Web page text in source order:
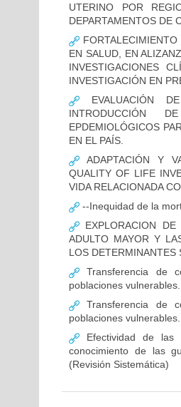
UTERINO POR
DEPARTAMENTOS DE
EN SALUD, EN
INVESTIGACIONES
INVESTIGACIÓN EN
EVALUACIÓN
INTRODUCCIÓN
EPDEMIOLÓGICOS
EN EL PAÍS.
ADAPTACIÓN Y
QUALITY OF LIFE
VIDA RELACIONADA
--Inequidad de la
EXPLORACION
ADULTO MAYOR Y
LOS
Transferencia de
poblaciones
Transferencia de
poblaciones
Efectividad de las
conocimiento de las
(Revisión Sistemática)